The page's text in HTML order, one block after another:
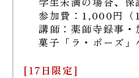
参加費：1,000円（1
講師：薬師寺録事
菓子「ラ・ポーズ」
[17日限定]